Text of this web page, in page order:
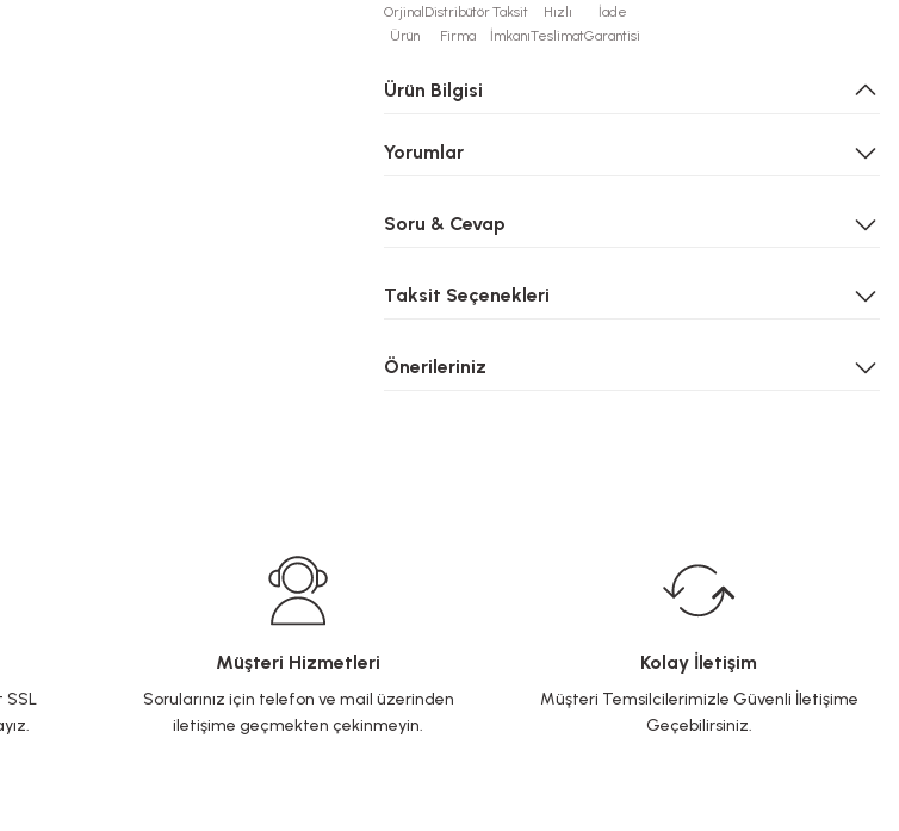
Orjinal
Ürün
Distribütör
Firma
Taksit
İmkanı
Hızlı
Teslimat
İade
Garantisi
Ürün Bilgisi
Yorumlar
Soru & Cevap
Taksit Seçenekleri
Önerileriniz
SSL
Müşteri Hizmetleri
Sorularınız için telefon ve mail üzerinden
iletişime geçmekten çekinmeyin.
Kolay İletişim
Müşteri Temsilcilerimizle Güvenli İletişime
Geçebilirsiniz.